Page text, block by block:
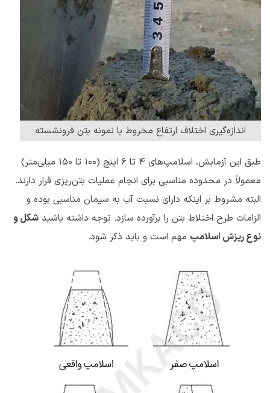
اندازه‌گیری اختلاف ارتفاع مخروط با نمونه بتن فرونشسته
طبق این آزمایش، اسلامپ‌های 4 تا 6 اینچ (100 تا 150 میلی‌متر)
معمولاً در محدوده مناسبی برای انجام عملیات بتن‌ریزی قرار دارند.
البته مشروط بر اینکه دارای نسبت آب به سیمان مناسبی بوده و
الزامات طرح اختلاط بتن را برآورده سازد. توجه داشته باشید شکل و
نوع ریزش اسلامپ مهم است و باید ذکر شود.